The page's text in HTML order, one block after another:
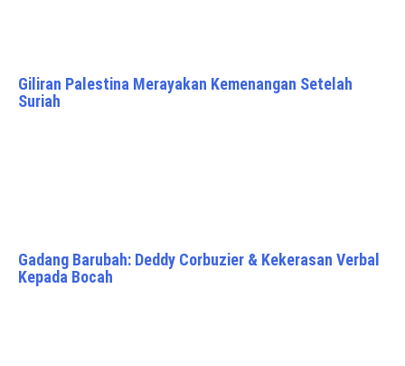
Giliran Palestina Merayakan Kemenangan Setelah
Suriah
Gadang Barubah: Deddy Corbuzier & Kekerasan Verbal
Kepada Bocah